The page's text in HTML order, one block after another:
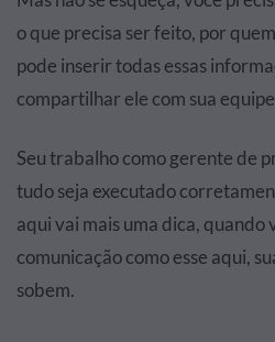
o que precisa ser feito, por
pode inserir todas essas
compartilhar ele com sua
Seu trabalho como gerente de
tudo seja executado
aqui vai mais uma dica, quando
comunicação como esse aqui,
sobem.